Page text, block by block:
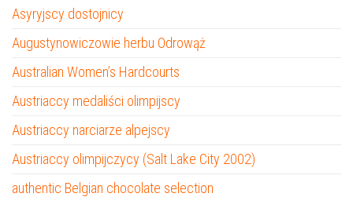
Asyryjscy dostojnicy
Augustynowiczowie herbu Odrowąż
Australian Women’s Hardcourts
Austriaccy medaliści olimpijscy
Austriaccy narciarze alpejscy
Austriaccy olimpijczycy (Salt Lake City 2002)
authentic Belgian chocolate selection